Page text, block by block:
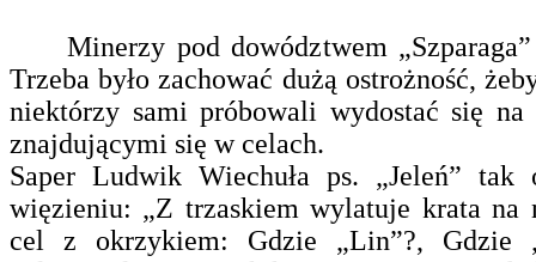
Minerzy pod dowództwem
Trzeba było zachować dużą ostrożność,
niektórzy sami próbowali wydostać się
znajdującymi się w celach.
Saper Ludwik Wiechuła ps. „Jeleń”
więzieniu: „Z trzaskiem wylatuje krata na
cel z okrzykiem: Gdzie „Lin”?, Gdzie